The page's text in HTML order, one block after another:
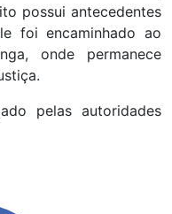
possui antecedentes
foi encaminhado ao
onde permanece
pelas autoridades